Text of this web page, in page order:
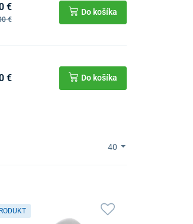
€
€
Do košíka
€ Do košíka
40